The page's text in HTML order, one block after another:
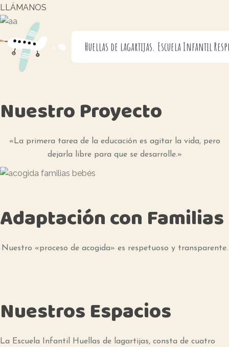
LLÁMANOS
Huellas de lagartijas. Escuela Infantil
Nuestro Proyecto
«La primera tarea de la educación es agitar la vida, pero
dejarla libre para que se desarrolle.»
Adaptación con Familias
Nuestro «proceso de acogida» es respetuoso y transparente.
Nuestros Espacios
La Escuela Infantil Huellas de lagartijas, consta de cuatro